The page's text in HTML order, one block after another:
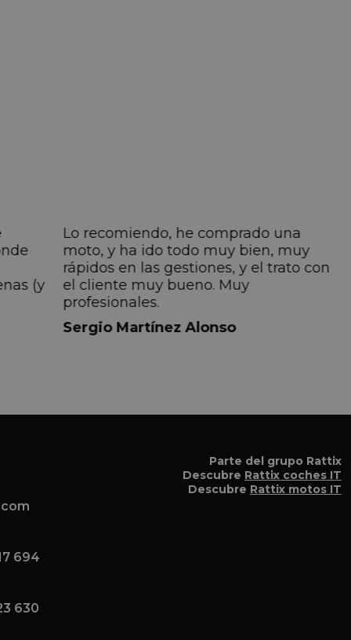
(y
Lo recomiendo, he comprado una
moto, y ha ido todo muy bien, muy
rápidos en las gestiones, y el trato con
el cliente muy bueno. Muy
profesionales.
Sergio Martínez Alonso
694
630
Parte del grupo Rattix
Descubre Rattix coches IT
Descubre Rattix motos IT